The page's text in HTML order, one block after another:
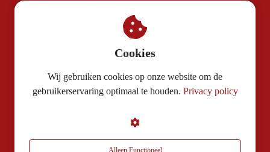
KvK nummer: 81906013
Cookies
Wij gebruiken cookies op onze website om de
gebruikerservaring optimaal te houden. Privacy policy
Alleen Functioneel